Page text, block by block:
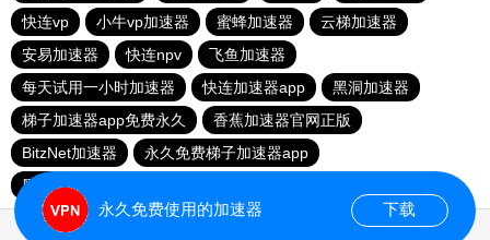
快连vp
小牛vp加速器 蜜蜂加速器
云梯加速器
安易加速器
快连npv
飞鱼加速器
每天试用一小时加速器
快连加速器app
黑洞加速器
梯子加速器app免费永久
香蕉加速器官网正版
BitzNet加速器
永久免费梯子加速器app
黑洞海外npv加速梯子
永久免费使用的加速器 下载